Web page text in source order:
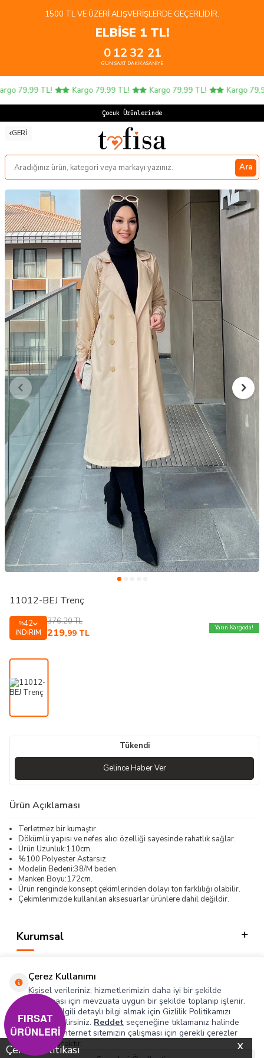
X
Çerez Politikası
1500 TL VE ÜZERI ALIŞVERIŞLERDE GEÇERLIDIR.
ELBİSE 1 TL!
0
GÜN
12
SAAT
32
DAKIKA
20
SANIYE
79,99 TL! Kargo 79,99 TL! Kargo 79,99 TL! Kargo 79,99
Çocuk Ürünlerinde 4 AL
GERI
Ara
11012-BEJ Trenç
%42
İNDIRIM
376,20TL
219,99 TL
Yarın Kargoda!
Tükendi
Gelince Haber Ver
Ürün Açıklaması
Terletmez bir kumaştır.
Dökümlü yapısı ve nefes alıcı özelliği sayesinde rahatlık sağlar.
Ürün Uzunluk:110cm.
%100 Polyester Astarsız.
Modelin Bedeni:38/M beden.
Manken Boyu:172cm.
Ürün renginde konsept çekimlerinden dolayı ton farklılığı olabilir.
Çekimlerimizde kullanılan aksesuarlar ürünlere dahil değildir.
Kurumsal
Hızlı Erişim
Sosyal
Adres & İletişim
Çerez Kullanımı
Kişisel verileriniz, hizmetlerimizin daha iyi bir şekilde
sunulması için mevzuata uygun bir şekilde toplanıp işlenir.
Konuyla ilgili detaylı bilgi almak için Gizlilik Politikamızı
inceleyebilirsiniz. Reddet seçeneğine tıklamanız halinde
yalnızca internet sitemizin çalışması için gerekli çerezler
kullanılacaktır.
FIRSAT
ÜRÜNLERİ